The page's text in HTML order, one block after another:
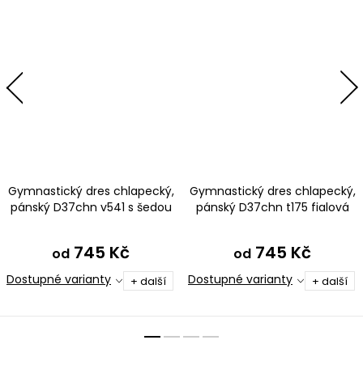
Gymnastický dres chlapecký,
pánský D37chn v541 s šedou
od 745 Kč
Dostupné varianty + další
Gymnastický dres chlapecký,
pánský D37chn t175 fialová
od 745 Kč
Dostupné varianty + další